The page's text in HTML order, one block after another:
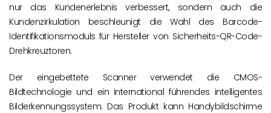
nur das Kundenerlebnis verbessert, sondern auch die
Kundenzirkulation beschleunigt die Wahl des Barcode-
Identifikationsmoduls für Hersteller von Sicherheits-QR-Code-
Drehkreuztoren.
Der eingebettete Scanner verwendet die CMOS-
Bildtechnologie und ein international führendes intelligentes
Bilderkennungssystem. Das Produkt kann Handybildschirme